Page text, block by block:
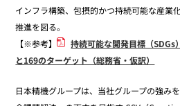
インフラ構築、包摂的かつ持続可能な産業
推進を図る。
【※参考】
持続可能な開発目標（
と169のターゲット（総務省・仮訳）
日本精機グループは、当社グループの強み